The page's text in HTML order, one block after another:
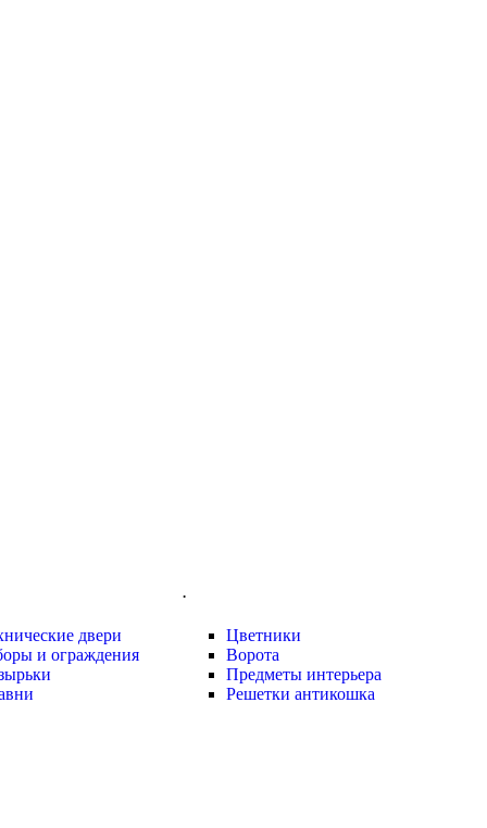
двери
и ограждения
.
Цветники
Ворота
Предметы интерьера
Решетки антикошка